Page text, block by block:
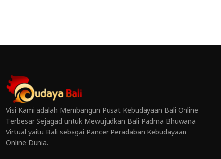
Visi Kami adalah Membangun Pusat Kebudayaan Bali Online
Terbesar Sejagad untuk Mewujudkan Bali Padma Bhuwana
Virtual yaitu Bali sebagai Pancer Peradaban Kebudayaan
Online Dunia.